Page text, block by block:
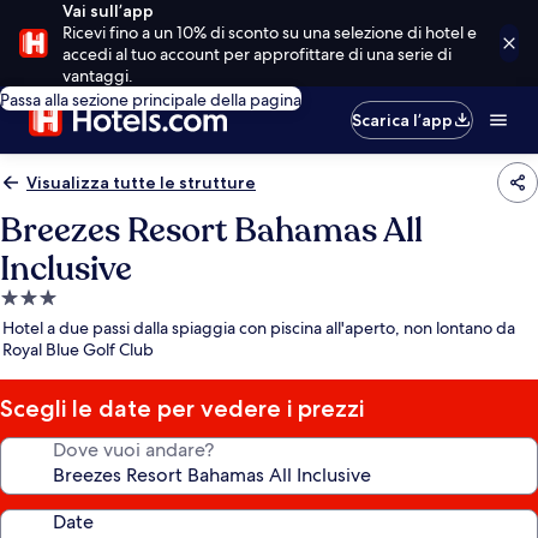
Vai sull’app
Ricevi fino a un 10% di sconto su una selezione di hotel e
accedi al tuo account per approfittare di una serie di
vantaggi.
Passa alla sezione principale della pagina
Scarica l’app
Visualizza tutte le strutture
Breezes Resort Bahamas All
Inclusive
Struttura
a
3.0
stelle
Hotel a due passi dalla spiaggia con piscina all'aperto, non lontano da
Royal Blue Golf Club
Scegli le date per vedere i prezzi
Dove vuoi andare?
Date